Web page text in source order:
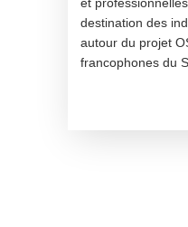
et
destination des
autour du projet
francophones du